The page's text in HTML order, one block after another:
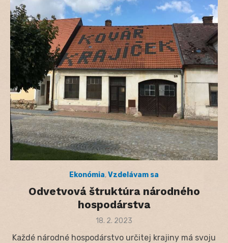
Ekonómia,Vzdelávam sa
Odvetvová štruktúra národného
hospodárstva
Posted
18. 2. 2023
Každé národné hospodárstvo určitej krajiny má svoju